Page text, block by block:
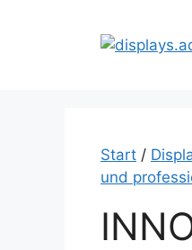
Start /
und